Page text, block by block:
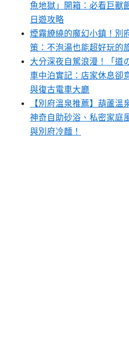
魚地獄」開箱：必看巨獸
日遊攻略
煙霧繚繞的魔幻小鎮！別
策：不泡湯也能超好玩的
大分深夜自駕浪漫！「道
車中泊實記：店家休息卻
與復古電車大廳
【別府溫泉推薦】葫蘆溫
神奇自助砂浴、私密家庭
與別府冷麵！